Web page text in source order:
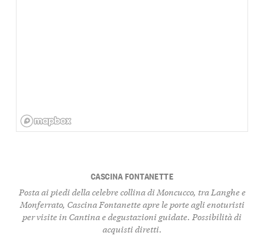
CASCINA FONTANETTE
Posta ai piedi della celebre collina di Moncucco, tra Langhe e
Monferrato, Cascina Fontanette apre le porte agli enoturisti
per visite in Cantina e degustazioni guidate. Possibilità di
acquisti diretti.